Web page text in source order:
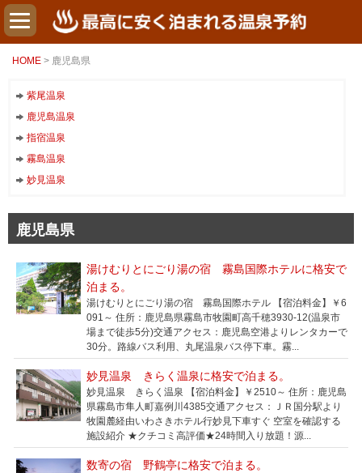
HOME > 鹿児島県
紫尾温泉
鹿児島温泉
指宿温泉
霧島温泉
妙見温泉
鹿児島県
湯けむりとにごり湯の宿 霧島国際ホテルに格安で
泊まる。
湯けむりとにごり湯の宿 霧島国際ホテル 【宿泊料金】￥6
091～ 住所：鹿児島県霧島市牧園町高千穂3930-12(温泉市
場まで徒歩5分)交通アクセス：鹿児島空港よりレンタカーで
30分。路線バス利用、丸尾温泉バス停下車。霧...
妙見温泉 きらく温泉に格安で泊まる。
妙見温泉 きらく温泉 【宿泊料金】￥2510～ 住所：鹿児島
県霧島市隼人町嘉例川4385交通アクセス：ＪＲ国分駅より
牧園麓経由いわさきホテル行妙見下車すぐ 空室を確認する
施設紹介 ★クチコミ高評価★24時間入り放題！源...
数寄の宿 野鶴亭に格安で泊まる。